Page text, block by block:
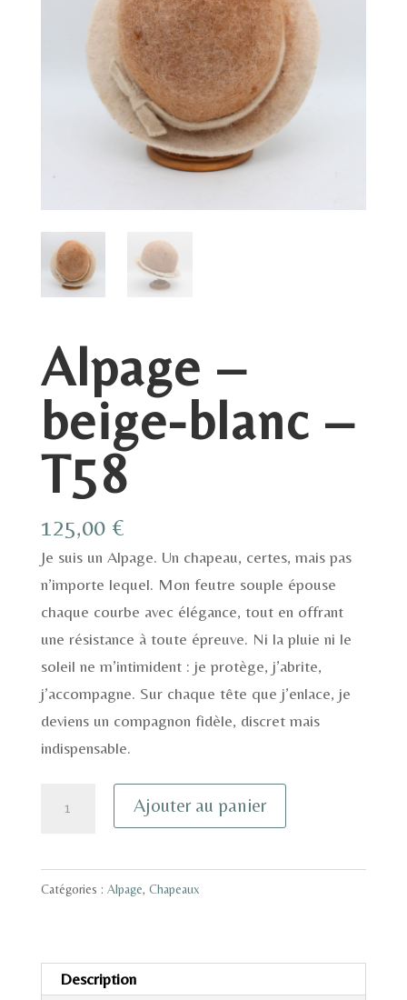
Alpage –
beige-blanc –
T58
125,00 €
Je suis un Alpage. Un chapeau, certes, mais pas
n’importe lequel. Mon feutre souple épouse
chaque courbe avec élégance, tout en offrant
une résistance à toute épreuve. Ni la pluie ni le
soleil ne m’intimident : je protège, j’abrite,
j’accompagne. Sur chaque tête que j’enlace, je
deviens un compagnon fidèle, discret mais
indispensable.
-
T58
Ajouter au panier
Catégories : Alpage, Chapeaux
Description